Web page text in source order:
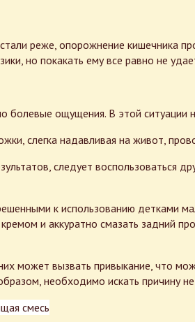
реже, опорожнение кишечника
но покакать ему все равно не
ощущения. В этой ситуации
слегка надавливая на живот,
следует воспользоваться
к использованию детками
и аккуратно смазать задний
может вызвать привыкание, что
необходимо искать причину